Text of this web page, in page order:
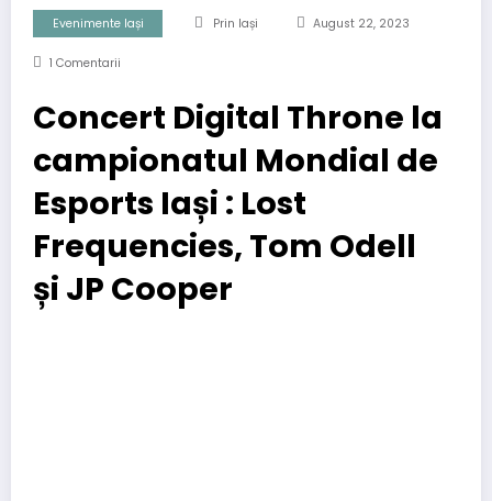
Evenimente Iași Prin Iași August 22, 2023
1 Comentarii
Concert Digital Throne la
campionatul Mondial de
Esports Iași : Lost
Frequencies, Tom Odell
și JP Cooper